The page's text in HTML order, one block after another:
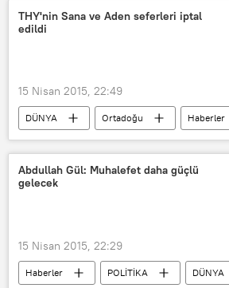
THY'nin Sana ve Aden seferleri iptal
edildi
15 Nisan 2015, 22:49
DÜNYA Ortadoğu
Haberler
Yemen
TÜRKİYE THY
Abdullah Gül: Muhalefet daha güçlü
gelecek
15 Nisan 2015, 22:29
Haberler POLİTİKA
DÜNYA